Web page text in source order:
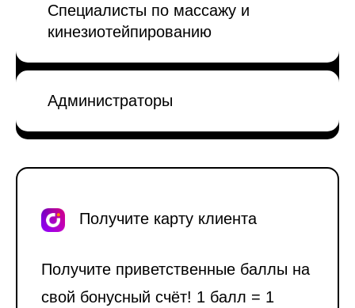
Специалисты по массажу и
кинезиотейпированию
Администраторы
Получите карту клиента
Получите приветственные баллы на
свой бонусный счёт! 1 балл = 1